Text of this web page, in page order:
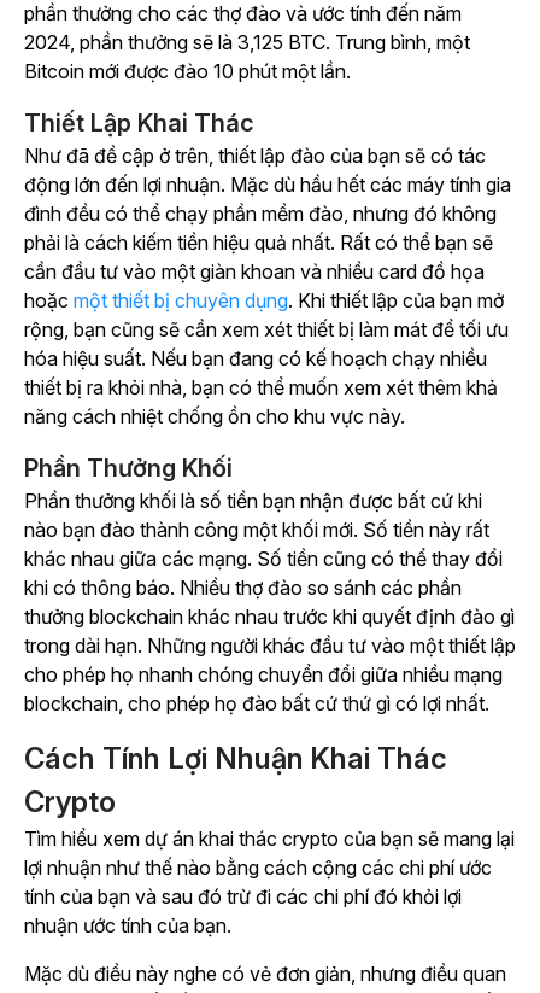
phần thưởng cho các thợ đào và ước tính đến năm
2024, phần thưởng sẽ là 3,125 BTC. Trung bình, một
Bitcoin mới được đào 10 phút một lần.
Thiết Lập Khai Thác
Như đã đề cập ở trên, thiết lập đào của bạn sẽ có tác
động lớn đến lợi nhuận. Mặc dù hầu hết các máy tính gia
đình đều có thể chạy phần mềm đào, nhưng đó không
phải là cách kiếm tiền hiệu quả nhất. Rất có thể bạn sẽ
cần đầu tư vào một giàn khoan và nhiều card đồ họa
hoặc một thiết bị chuyên dụng. Khi thiết lập của bạn mở
rộng, bạn cũng sẽ cần xem xét thiết bị làm mát để tối ưu
hóa hiệu suất. Nếu bạn đang có kế hoạch chạy nhiều
thiết bị ra khỏi nhà, bạn có thể muốn xem xét thêm khả
năng cách nhiệt chống ồn cho khu vực này.
Phần Thưởng Khối
Phần thưởng khối là số tiền bạn nhận được bất cứ khi
nào bạn đào thành công một khối mới. Số tiền này rất
khác nhau giữa các mạng. Số tiền cũng có thể thay đổi
khi có thông báo. Nhiều thợ đào so sánh các phần
thưởng blockchain khác nhau trước khi quyết định đào gì
trong dài hạn. Những người khác đầu tư vào một thiết lập
cho phép họ nhanh chóng chuyển đổi giữa nhiều mạng
blockchain, cho phép họ đào bất cứ thứ gì có lợi nhất.
Cách Tính Lợi Nhuận Khai Thác
Crypto
Tìm hiểu xem dự án khai thác crypto của bạn sẽ mang lại
lợi nhuận như thế nào bằng cách cộng các chi phí ước
tính của bạn và sau đó trừ đi các chi phí đó khỏi lợi
nhuận ước tính của bạn.
Mặc dù điều này nghe có vẻ đơn giản, nhưng điều quan